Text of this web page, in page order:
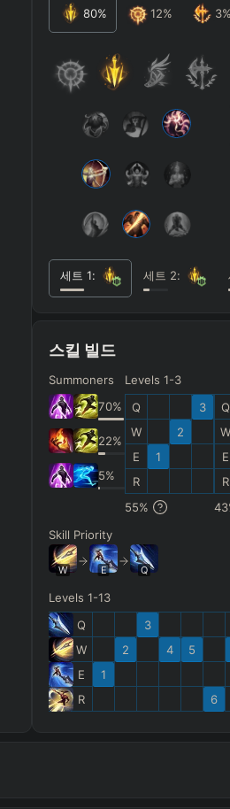
BOT
SUMMONER SPELLS =
=
ever purchased… 6+ Items
LANING @ 15 MIN
Ahead Behind k
Short < 20 Med. 20–30 Long 30+
80% 12% 3%
세트 1: 세트 2:
스킬 빌드
Summoners
70%
22%
5%
Levels 1-3
Q
W
E
R
1
2
3
55%
Q
W
E
R
43
Skill Priority
W E Q
Levels 1-13
Q
W
E
R
1
2
3
4
5
6